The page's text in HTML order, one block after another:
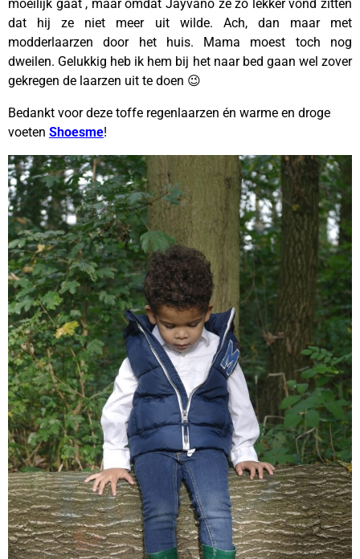
moeilijk gaat , maar omdat Jayvano ze zo lekker vond zitten
dat hij ze niet meer uit wilde. Ach, dan maar met
modderlaarzen door het huis. Mama moest toch nog
dweilen. Gelukkig heb ik hem bij het naar bed gaan wel zover
gekregen de laarzen uit te doen 😉
Bedankt voor deze toffe regenlaarzen én warme en droge
voeten Shoesme!